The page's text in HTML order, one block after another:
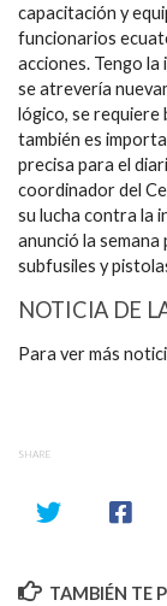
capacitación y
funcionarios
acciones. Tengo
se atrevería
lógico, se requiere
también es
precisa para el
coordinador del
su lucha contra la
anunció la semana
subfusiles y
NOTICIA DE
Para ver más
SHARE
TAMBIÉN TE